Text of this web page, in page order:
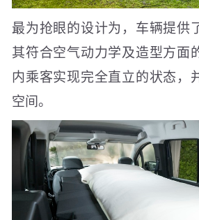
最为抢眼的设计为，车辆提供
其符合空气动力学及造型方面
内乘客实现完全直立的状态，
空间。